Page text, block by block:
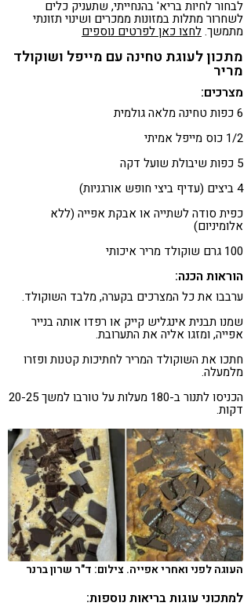
לבחור לחיות בריא' בהנחייתי, שתעניק כלים
לשחרור מתלות במזונות ממכרים ושינוי תזונתי
מתמשך.לחצו כאן לפרטים נוספים
מתכון לעוגת טחינה עם מייפל ושוקולד
מריר
מצרכים:
6 כפות טחינה מלאה גולמית
1/2 כוס מייפל אמיתי
5 כפות שיבולת שועל דקה
4 ביצים (עדיף ביצי חופש אורגניות)
כפית סודה לשתייה או אבקת אפייה (ללא
אלומיניום)
100 גרם שוקולד מריר איכותי
הוראות הכנה:
ערבבו את כל המצרכים בקערה, מלבד השוקולד.
שמנו תבנית אינגליש קייק או רפדו אותה בנייר
אפייה, ומזגו אליה את התערובת.
חתכו את השוקולד המריר לחתיכות קטנות ופזרו
מלמעלה.
הכניסו לתנור ב-180 מעלות על טורבו למשך 20-25
דקות.
העוגה לפני ואחרי אפייה. צילום: ד"ר שרון ברנר
למתכוני עוגות בריאות נוספות: